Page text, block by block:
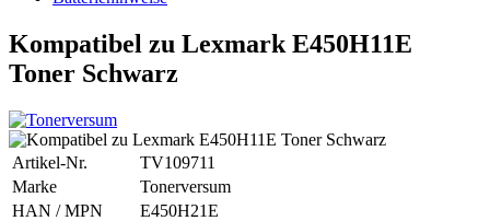
Kompatibel zu Lexmark E450H11E
Toner Schwarz
Artikel-Nr.
TV109711
Marke
Tonerversum
HAN / MPN
E450H21E